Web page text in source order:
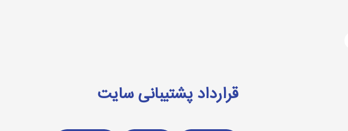
قرارداد پشتیبانی سایت